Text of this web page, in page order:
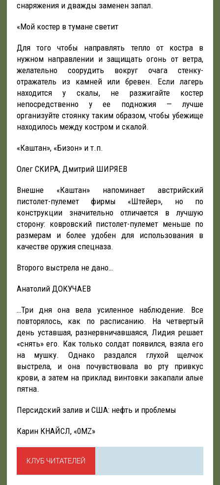
снаряжения и дважды заменен запал.
«Мой костер в тумане светит
Для того чтобы направлять тепло от костра в
нужном направлении и защищать огонь от ветра,
желательно соорудить вокруг очага стенку-
отражатель из камней или бревен. Если лагерь
находится у скалы, не разжигайте костер
непосредственно у ее подножия — лучше
организуйте стоянку таким образом, чтобы убежище
находилось между костром и скалой.
«Каштан», «Бизон» и т.п.
Олег СКИРА, Дмитрий ШИРЯЕВ
Внешне «Каштан» напоминает австрийский
пистолет-пулемет фирмы «Штейер», но по
конструкции значительно отличается в лучшую
сторону: ковровский пистолет-пулемет меньше по
размерам и более удобен для использования в
качестве оружия спецназа.
Второго выстрела не дано…
Анатолий ДОКУЧАЕВ
…Три дня она вела усиленное наблюдение. Все
повторялось, как по расписанию. На четвертый
день уставшая, разнервничавшаяся, Лидия решает
«снять» его. Как только солдат появился, взяла его
на мушку. Однако раздался глухой щелчок
выстрела, и она почувствовала во рту привкус
крови, а затем на приклад винтовки закапали алые
пятна.
Персидский залив и США: нефть и проблемы
Карин КНАЙСЛ, «0MZ»
КЛУБ ЧИТАТЕЛЕЙ